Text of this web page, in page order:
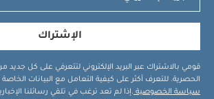
الإشتراك
قومي بالاشتراك عبر البريد الإلكتروني لتتعرفي على كل جديد
الحصرية. للتعرف أكثر على كيفية التعامل مع البيانات
سياسة الخصوصية .إذا لم تعد ترغب في تلقي رسائلنا